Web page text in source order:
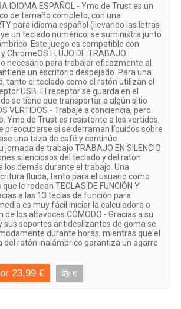
IDIOMA ESPAÑOL - Ymo de Trust es un
de tamaño completo, con una
para idioma español (llevando las letras
un teclado numérico; se suministra junto
Este juego es compatible con
ChromeOS FLUJO DE TRABAJO
lo necesario para trabajar eficazmente al
un escritorio despejado. Para una
tanto el teclado como el ratón utilizan el
USB. El receptor se guarda en el
se tiene que transportar a algún sitio
VERTIDOS - Trabaje a conciencia, pero
Ymo de Trust es resistente a los vertidos,
preocuparse si se derraman líquidos sobre
una taza de café y continúe
de trabajo TRABAJO EN SILENCIO
silenciosos del teclado y del ratón
los demás durante el trabajo. Una
fluida, tanto para el usuario como
le rodean TECLAS DE FUNCIÓN Y
a las 13 teclas de función para
es muy fácil iniciar la calculadora o
los altavoces CÓMODO - Gracias a su
sus soportes antideslizantes de goma se
durante horas, mientras que el
del ratón inalámbrico garantiza un agarre
23,99 € €